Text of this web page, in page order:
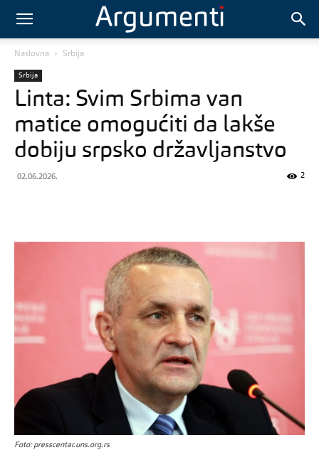
Naslovna Srbija
Srbija
Linta: Svim Srbima van
matice omogućiti da lakše
dobiju srpsko državljanstvo
02.06.2026. 2
Foto: presscentar.uns.org.rs